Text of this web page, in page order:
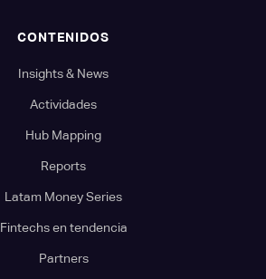
CONTENIDOS
Insights & News
Actividades
Hub Mapping
Reports
Latam Money Series
Fintechs en tendencia
Partners